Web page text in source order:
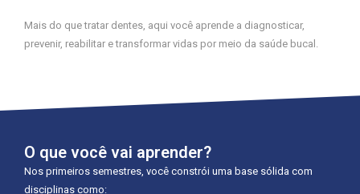
Mais do que tratar dentes, aqui você aprende a diagnosticar,
prevenir, reabilitar e transformar vidas por meio da saúde bucal.
O que você vai aprender?
Nos primeiros semestres, você constrói uma base sólida com
disciplinas como: